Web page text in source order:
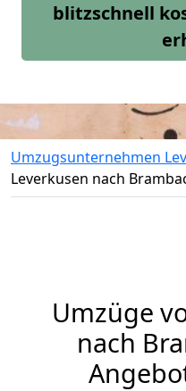
blitzschnell
Umzugsunternehmen
Leverkusen nach
Umzüge
nach